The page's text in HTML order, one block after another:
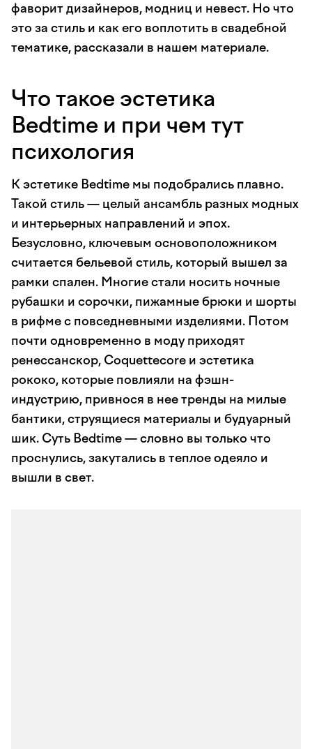
фаворит дизайнеров, модниц и невест. Но что
это за стиль и как его воплотить в свадебной
тематике, рассказали в нашем материале.
Что такое эстетика
Bedtime и при чем тут
психология
К эстетике Bedtime мы подобрались плавно.
Такой стиль — целый ансамбль разных модных
и интерьерных направлений и эпох.
Безусловно, ключевым основоположником
считается бельевой стиль, который вышел за
рамки спален. Многие стали носить ночные
рубашки и сорочки, пижамные брюки и шорты
в рифме с повседневными изделиями. Потом
почти одновременно в моду приходят
ренессанскор, Coquettecore и эстетика
рококо, которые повлияли на фэшн-
индустрию, привнося в нее тренды на милые
бантики, струящиеся материалы и будуарный
шик. Суть Bedtime — словно вы только что
проснулись, закутались в теплое одеяло и
вышли в свет.